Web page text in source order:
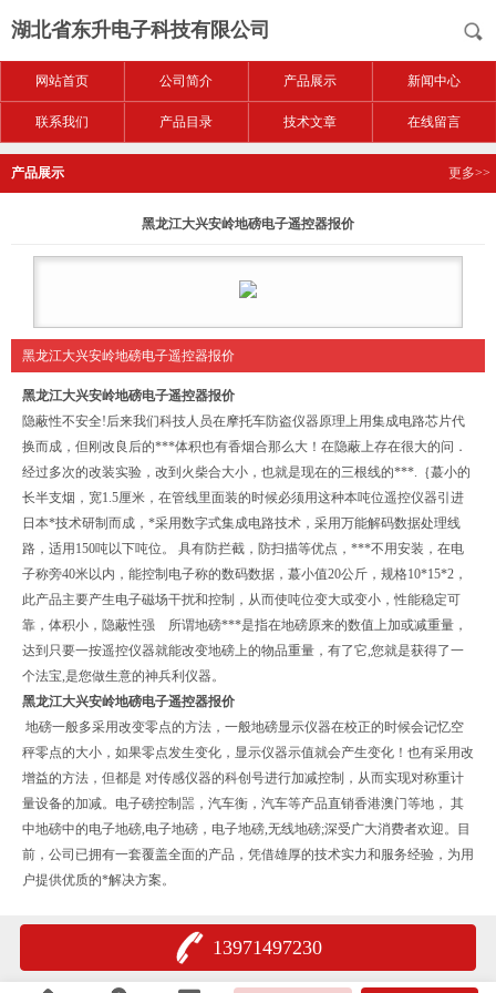
湖北省东升电子科技有限公司
网站首页 公司简介 产品展示 新闻中心
联系我们 产品目录 技术文章 在线留言
产品展示 更多>>
黑龙江大兴安岭地磅电子遥控器报价
黑龙江大兴安岭地磅电子遥控器报价
黑龙江大兴安岭地磅电子遥控器报价
隐蔽性不安全!后来我们科技人员在摩托车防盗仪器原理上用集成电路芯片代
换而成，但刚改良后的***体积也有香烟合那么大！在隐蔽上存在很大的问．
经过多次的改装实验，改到火柴合大小，也就是现在的三根线的***.｛蕞小的
长半支烟，宽1.5厘米，在管线里面装的时候必须用这种本吨位遥控仪器引进
日本*技术研制而成，*采用数字式集成电路技术，采用万能解码数据处理线
路，适用150吨以下吨位。 具有防拦截，防扫描等优点，***不用安装，在电
子称旁40米以内，能控制电子称的数码数据，蕞小值20公斤，规格10*15*2，
此产品主要产生电子磁场干扰和控制，从而使吨位变大或变小，性能稳定可
靠，体积小，隐蔽性强 所谓地磅***是指在地磅原来的数值上加或减重量，
达到只要一按遥控仪器就能改变地磅上的物品重量，有了它,您就是获得了一
个法宝,是您做生意的神兵利仪器。
黑龙江大兴安岭地磅电子遥控器报价
地磅一般多采用改变零点的方法，一般地磅显示仪器在校正的时候会记忆空
秤零点的大小，如果零点发生变化，显示仪器示值就会产生变化！也有采用改
增益的方法，但都是 对传感仪器的科创号进行加减控制，从而实现对称重计
量设备的加减。电子磅控制噐，汽车衡，汽车等产品直销香港澳门等地， 其
中地磅中的电子地磅,电子地磅，电子地磅,无线地磅;深受广大消费者欢迎。目
前，公司已拥有一套覆盖全面的产品，凭借雄厚的技术实力和服务经验，为用
户提供优质的*解决方案。
13971497230